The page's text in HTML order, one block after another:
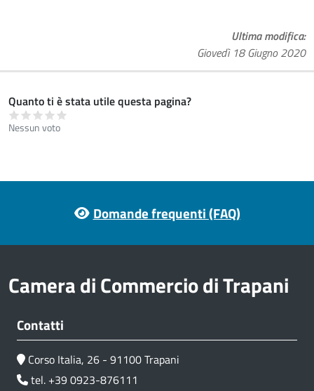
Ultima modifica
Giovedì 18 Giugno 2020
Quanto ti è stata utile questa pagina?
Nessun voto
Domande frequenti (FAQ)
Camera di Commercio di Trapani
Contatti
Corso Italia, 26 - 91100 Trapani
tel. +39 0923-876111